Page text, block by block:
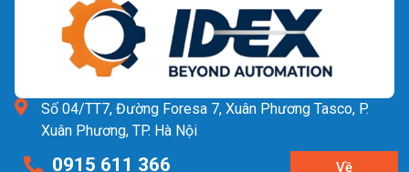
Số 04/TT7, Đường Foresa 7, Xuân Phương Tasco, P.
Xuân Phương, TP. Hà Nội
0915 611 366 Về